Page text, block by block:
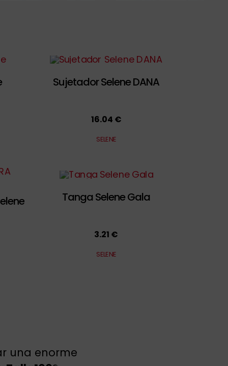
Sujetador Selene DANA
16.04 €
SELENE
Tanga Selene Gala
3.21 €
SELENE
una enorme